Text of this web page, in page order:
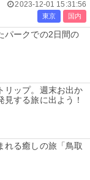
2023-12-01 15:31:56
東京 国内
パークでの2日間の
リップ。週末お出か
する旅に出よう！
れる癒しの旅「鳥取